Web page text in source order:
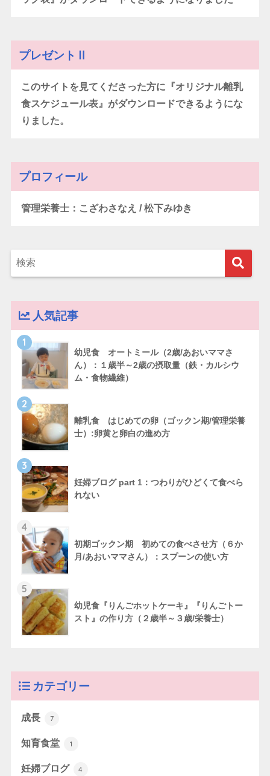
プレゼントⅡ
このサイトを見てくださった方に『オリジナル離乳
食スケジュール表』がダウンロードできるようにな
りました。
プロフィール
管理栄養士：こざわさなえ / 松下みゆき
人気記事
1
幼児食 オートミール（2歳/あおいママさ
ん）：１歳半～2歳の摂取量（鉄・カルシウ
ム・食物繊維）
2
離乳食 はじめての卵（ゴックン期/管理栄養
士）:卵黄と卵白の進め方
3
妊婦ブログ part 1：つわりがひどくて食べら
れない
4
初期ゴックン期 初めての食べさせ方（６か
月/あおいママさん）：スプーンの使い方
5
幼児食『りんごホットケーキ』『りんごトー
スト』の作り方（２歳半～３歳/栄養士）
カテゴリー
成長 7
知育食堂 1
妊婦ブログ 4